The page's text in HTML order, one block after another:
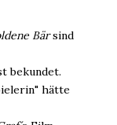
Bärsind
bekundet.
hätte